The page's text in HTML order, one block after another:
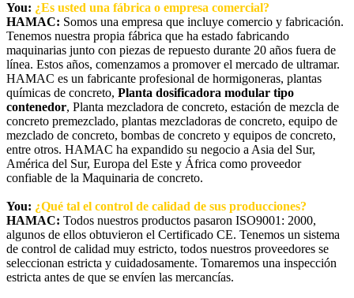
You: ¿Es usted una fábrica o empresa comercial?
HAMAC: Somos una empresa que incluye comercio y fabricación.
Tenemos nuestra propia fábrica que ha estado fabricando
maquinarias junto con piezas de repuesto durante 20 años fuera de
línea. Estos años, comenzamos a promover el mercado de ultramar.
HAMAC es un fabricante profesional de hormigoneras, plantas
químicas de concreto, Planta dosificadora modular tipo
contenedor, Planta mezcladora de concreto, estación de mezcla de
concreto premezclado, plantas mezcladoras de concreto, equipo de
mezclado de concreto, bombas de concreto y equipos de concreto,
entre otros. HAMAC ha expandido su negocio a Asia del Sur,
América del Sur, Europa del Este y África como proveedor
confiable de la Maquinaria de concreto.
You: ¿Qué tal el control de calidad de sus producciones?
HAMAC: Todos nuestros productos pasaron ISO9001: 2000,
algunos de ellos obtuvieron el Certificado CE. Tenemos un sistema
de control de calidad muy estricto, todos nuestros proveedores se
seleccionan estricta y cuidadosamente. Tomaremos una inspección
estricta antes de que se envíen las mercancías.